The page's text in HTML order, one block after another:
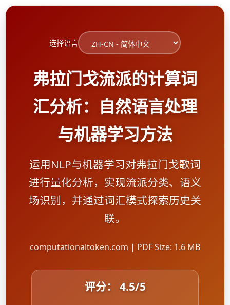
选择语言
弗拉门戈流派的计算词
汇分析：自然语言处理
与机器学习方法
运用NLP与机器学习对弗拉门戈歌词
进行量化分析，实现流派分类、语义
场识别，并通过词汇模式探索历史关
联。
computationaltoken.com | PDF Size: 1.6 MB
评分： 4.5/5